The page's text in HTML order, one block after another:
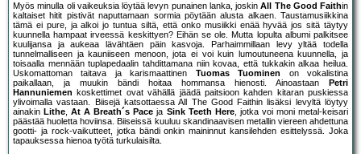
Myös minulla oli vaikeuksia löytää levyn punainen lanka, joskinAll The Good Faithin
kaltaiset hitit pistivät naputtamaan sormia pöytään alusta alkaen. Taustamusiikkina
tämä ei pure, ja alkoi jo tuntua siltä, että onko musiikki enää hyvää jos sitä täytyy
kuunnella hampaat irveessä keskittyen? Eihän se ole. Mutta lopulta albumi palkitsee
kuulijansa ja aukeaa lävähtäen päin kasvoja. Parhaimmillaan levy yltää todella
tunnelmalliseen ja kauniiseen menoon, jota ei voi kuin lumoutuneena kuunnella, ja
toisaalla mennään tuplapedaalin tahdittamana niin kovaa, että tukkakin alkaa heilua.
Uskomattoman taitava ja karismaattinen Tuomas Tuominen on vokalistina
paikallaan, ja muukin bändi hoitaa hommansa hienosti. Ainoastaan
Petri
Hannuniemen koskettimet ovat vähällä jäädä paitsioon kahden kitaran puskiessa
ylivoimalla vastaan. Biisejä katsottaessa All The Good Faithin lisäksi levyltä löytyy
ainakin Lithe,At A Breath´s Pace ja Sink Teeth Here, jotka voi moni metal-keisari
päästää huoletta hoviinsa. Biiseissä kuuluu skandinaavisen metallin viereen ahdettuna
gootti- ja rock-vaikutteet, jotka bändi onkin maininnut kansilehden esittelyssä. Joka
tapauksessa hienoa työtä turkulaisilta.